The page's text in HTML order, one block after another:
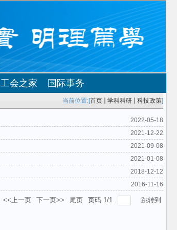
工会之家 国际事务
当前位置:[首页 学科科研 科技政策]
2022-05-18
2021-12-22
2021-09-08
2021-01-08
2018-12-12
2016-11-16
<<上一页 下一页>> 尾页 页码 1/1 跳转到